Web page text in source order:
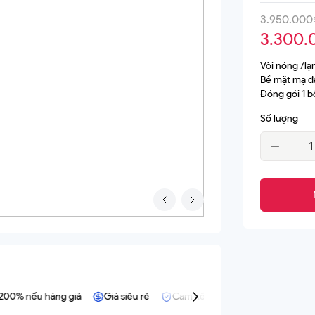
Bếp điện từ Teka
Bếp kết hợp hút
nếu hàng giả Giá siêu rẻ Cam kết hàng chính hãng.
3.950.000
Vòi nóng /
Bề mặt mạ
Đóng gói 1
Số lượng